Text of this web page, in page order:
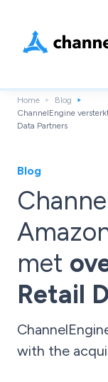
Home
Blog
ChannelEngine
Data Partners
Blog
met
Retail
with the